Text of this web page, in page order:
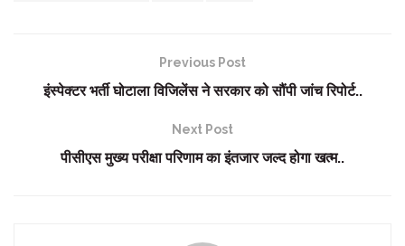
Previous Post
इंस्पेक्टर भर्ती घोटाला विजिलेंस ने सरकार को सौंपी जांच रिपोर्ट..
Next Post
पीसीएस मुख्य परीक्षा परिणाम का इंतजार जल्द होगा खत्म..